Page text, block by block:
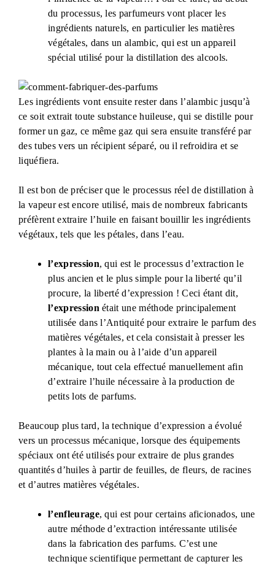
du processus, les parfumeurs vont placer les
ingrédients naturels, en particulier les matières
végétales, dans un alambic, qui est un appareil
spécial utilisé pour la distillation des alcools.
Les ingrédients vont ensuite rester dans l’alambic jusqu’à
ce soit extrait toute substance huileuse, qui se distille pour
former un gaz, ce même gaz qui sera ensuite transféré par
des tubes vers un récipient séparé, ou il refroidira et se
liquéfiera.
Il est bon de préciser que le processus réel de distillation à
la vapeur est encore utilisé, mais de nombreux fabricants
préfèrent extraire l’huile en faisant bouillir les ingrédients
végétaux, tels que les pétales, dans l’eau.
l’expression, qui est le processus d’extraction le
plus ancien et le plus simple pour la liberté qu’il
procure, la liberté d’expression ! Ceci étant dit,
l’expressionétait une méthode principalement
utilisée dans l’Antiquité pour extraire le parfum des
matières végétales, et cela consistait à presser les
plantes à la main ou à l’aide d’un appareil
mécanique, tout cela effectué manuellement afin
d’extraire l’huile nécessaire à la production de
petits lots de parfums.
Beaucoup plus tard, la technique d’expression a évolué
vers un processus mécanique, lorsque des équipements
spéciaux ont été utilisés pour extraire de plus grandes
quantités d’huiles à partir de feuilles, de fleurs, de racines
et d’autres matières végétales.
l’enfleurage, qui est pour certains aficionados, une
autre méthode d’extraction intéressante utilisée
dans la fabrication des parfums. C’est une
technique scientifique permettant de capturer les